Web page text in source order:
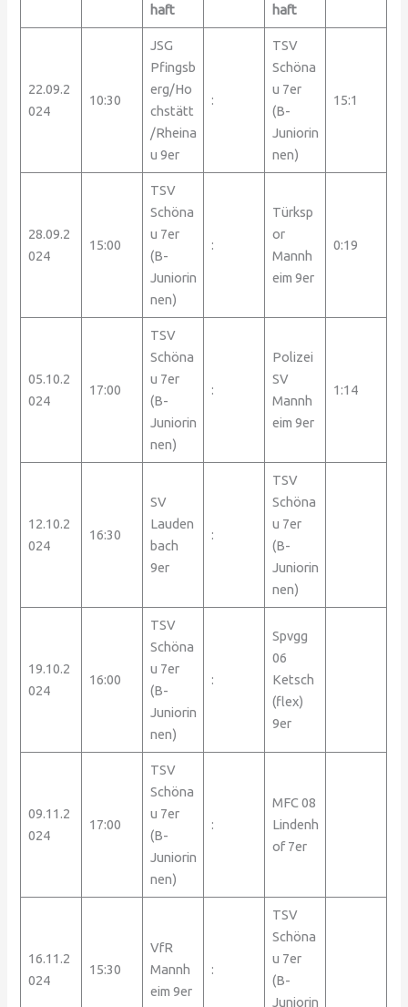
haft
haft
22.09.2
024
10:30
JSG
Pfingsb
erg/Ho
chstätt
/Rheina
u 9er
:
TSV
Schöna
u 7er
(B-
Juniorin
nen)
15:1
28.09.2
024
15:00
TSV
Schöna
u 7er
(B-
Juniorin
nen)
:
Türksp
or
Mannh
eim 9er
0:19
05.10.2
024
17:00
TSV
Schöna
u 7er
(B-
Juniorin
nen)
:
Polizei
SV
Mannh
eim 9er
1:14
12.10.2
024
16:30
SV
Lauden
bach
9er
:
TSV
Schöna
u 7er
(B-
Juniorin
nen)
19.10.2
024
16:00
TSV
Schöna
u 7er
(B-
Juniorin
nen)
:
Spvgg
06
Ketsch
(flex)
9er
09.11.2
024
17:00
TSV
Schöna
u 7er
(B-
Juniorin
nen)
:
MFC 08
Lindenh
of 7er
16.11.2
024
15:30
VfR
Mannh
eim 9er
:
TSV
Schöna
u 7er
(B-
Juniorin